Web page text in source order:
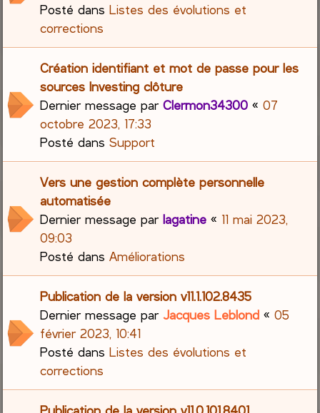
Posté dansListes des évolutions et
corrections
Création identifiant et mot de passe pour les
sources Investing clôture
Dernier message parClermon34300 «07
octobre 2023, 17:33
Posté dansSupport
Vers une gestion complète personnelle
automatisée
Dernier message parlagatine « 11 mai 2023,
09:03
Posté dansAméliorations
Publication de la version v11.1.102.8435
Dernier message parJacques Leblond «05
février 2023, 10:41
Posté dansListes des évolutions et
corrections